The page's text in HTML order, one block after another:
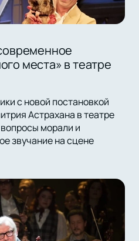
места» в театре
с новой постановкой
Астрахана в театре
морали и
звучание на сцене